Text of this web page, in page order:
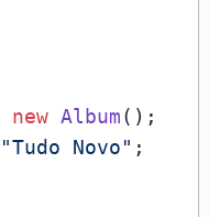
new Album();
"Tudo Novo" ;